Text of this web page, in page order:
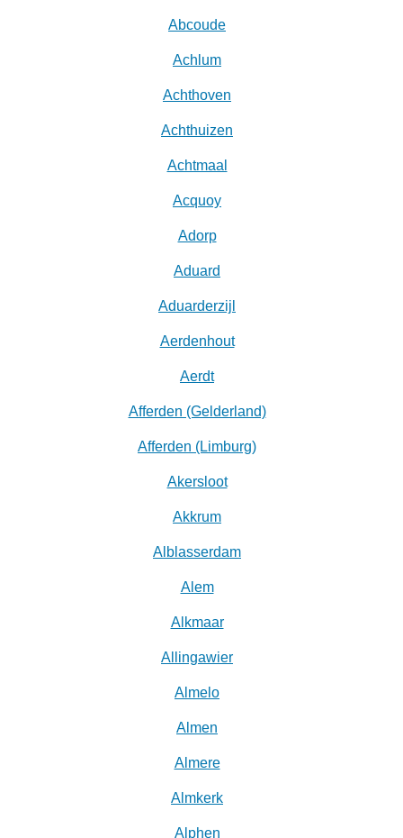
Abcoude
Achlum
Achthoven
Achthuizen
Achtmaal
Acquoy
Adorp
Aduard
Aduarderzijl
Aerdenhout
Aerdt
Afferden (Gelderland)
Afferden (Limburg)
Akersloot
Akkrum
Alblasserdam
Alem
Alkmaar
Allingawier
Almelo
Almen
Almere
Almkerk
Alphen